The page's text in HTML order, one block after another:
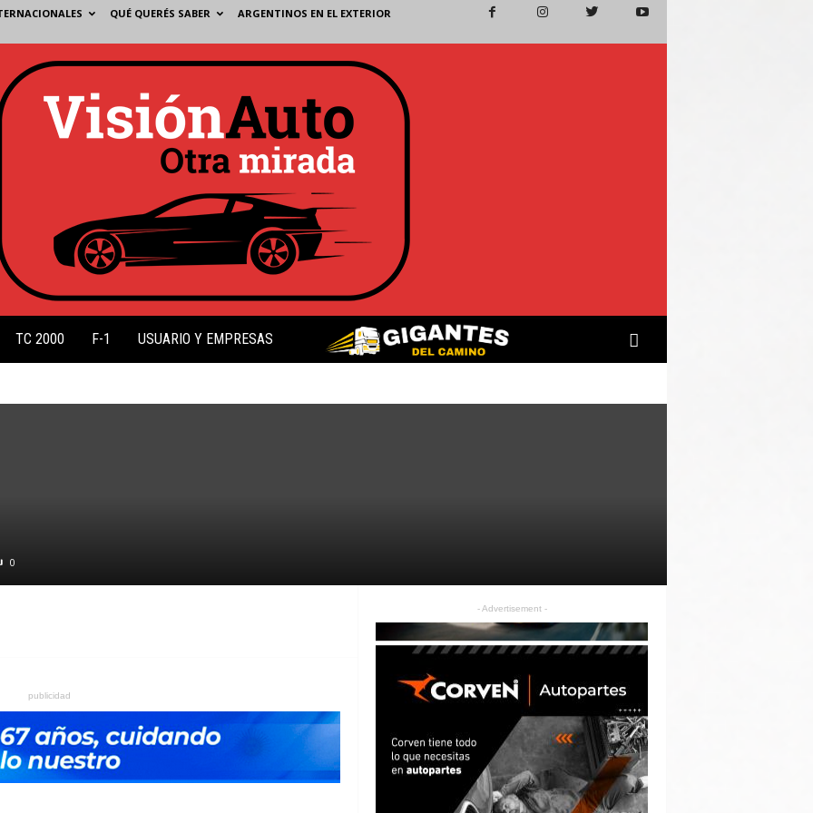
QUÉ QUERÉS SABER ARGENTINOS EN EL EXTERIOR
TC 2000 F-1 USUARIO Y EMPRESAS
0
publicidad
- Advertisement -